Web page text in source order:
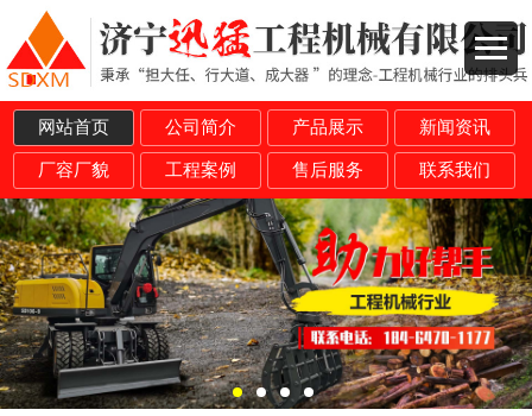
网站首页 公司简介 产品展示 新闻资讯
厂容厂貌 工程案例 售后服务 联系我们